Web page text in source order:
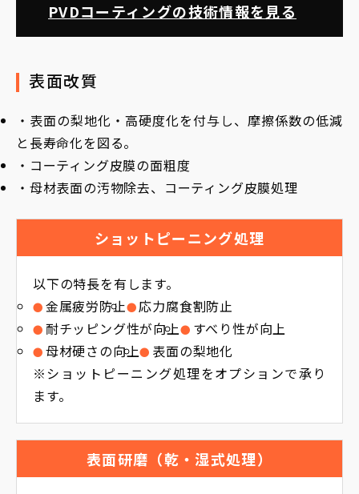
PVDコーティングの技術情報を見る
表面改質
・表面の梨地化・高硬度化を付与し、摩擦係数の低減
と長寿命化を図る。
・コーティング皮膜の面粗度
・母材表面の汚物除去、コーティング皮膜処理
ショットピーニング処理
以下の特長を有します。
金属疲労防止
応力腐食割防止
耐チッピング性が向上
すべり性が向上
母材硬さの向上
表面の梨地化
※ショットピーニング処理をオプションで承り
ます。
表面研磨（乾・湿式処理）